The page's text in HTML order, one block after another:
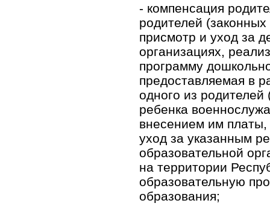
- компенсация
родителей
присмотр и уход за
организациях,
программу
предоставляемая в
одного из родителей
ребенка
внесением им
уход за указанным
образовательной
на территории
образовательную
образования;